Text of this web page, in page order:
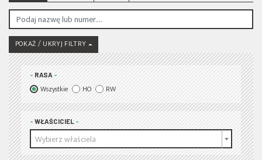
POKAŻ / UKRYJ FILTRY
RASA
Wszystkie HO RW
WŁAŚCICIEL
Wybierz właściela